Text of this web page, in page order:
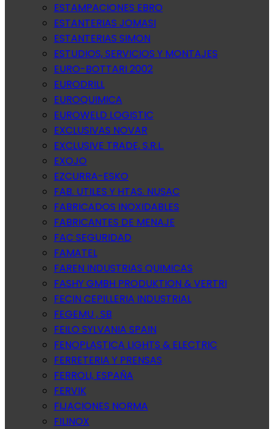
ESTAMPACIONES EBRO
ESTANTERIAS JOMASI
ESTANTERIAS SIMON
ESTUDIOS, SERVICIOS Y MONTAJES
EURO-BOTTARI 2002
EURODRILL
EUROQUIMICA
EUROWELD LOGISTIC
EXCLUSIVAS NOVAR
EXCLUSIVE TRADE, S.R.L.
EXOJO
EZCURRA-ESKO
FAB. UTILES Y HTAS. NUSAC
FABRICADOS INOXIDABLES
FABRICANTES DE MENAJE
FAC SEGURIDAD
FAMATEL
FAREN INDUSTRIAS QUIMICAS
FASHY GMBH PRODUKTION & VERTRI
FECIN CEPILLERIA INDUSTRIAL
FEGEMU , SB
FEILO SYLVANIA SPAIN
FENOPLASTICA LIGHTS & ELECTRIC
FERRETERIA Y PRENSAS
FERROLI, ESPAÑA
FERVIK
FIJACIONES NORMA
FILINOX